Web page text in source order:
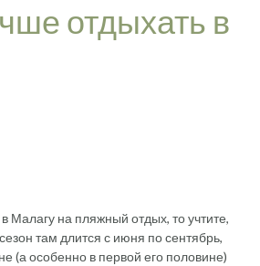
отдыхать в
Малагу на пляжный отдых, то учтите,
там длится с июня по сентябрь,
(а особенно в первой его половине)